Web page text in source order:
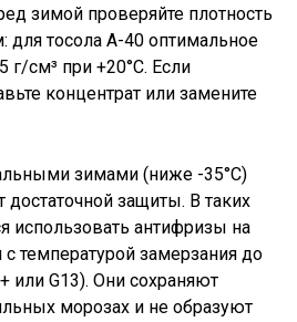
зимой проверяйте плотность
для тосола А-40 оптимальное
г/см³ при +20°C. Если
концентрат или замените
зимами (ниже -35°C)
достаточной защиты. В таких
использовать антифризы на
температурой замерзания до
или G13). Они сохраняют
морозах и не образуют